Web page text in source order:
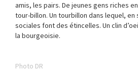
amis, les pairs. De jeunes gens riches
tour-billon. Un tourbillon dans lequel,
sociales font des étincelles. Un clin
la bourgeoisie.
Photo DR